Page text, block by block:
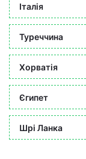
Італія
Туреччина
Хорватія
Єгипет
Шрі Ланка